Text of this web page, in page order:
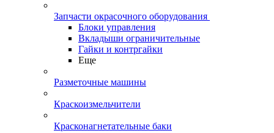
Запчасти окрасочного оборудования
Блоки управления
Вкладыши ограничительные
Гайки и контргайки
Еще
Разметочные машины
Краскоизмельчители
Красконагнетательные баки